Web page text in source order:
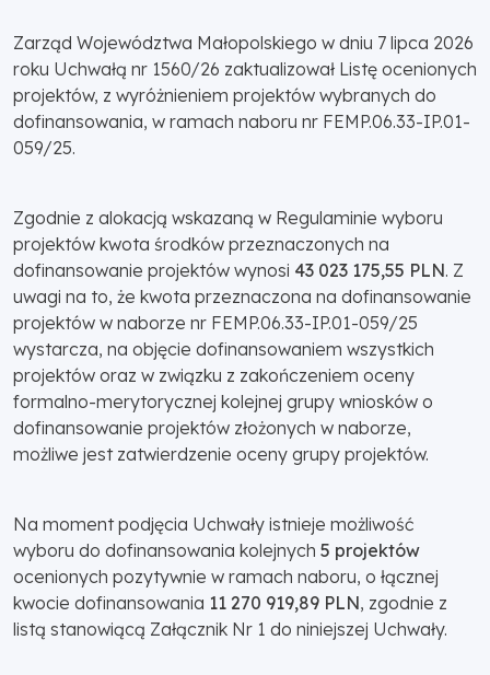
Zarząd Województwa Małopolskiego w dniu 7 lipca 2026
roku Uchwałą nr 1560/26 zaktualizował Listę ocenionych
projektów, z wyróżnieniem projektów wybranych do
dofinansowania, w ramach naboru nr FEMP.06.33-IP.01-
059/25.
Zgodnie z alokacją wskazaną w Regulaminie wyboru
projektów kwota środków przeznaczonych na
dofinansowanie projektów wynosi 43 023 175,55 PLN. Z
uwagi na to, że kwota przeznaczona na dofinansowanie
projektów w naborze nr FEMP.06.33-IP.01-059/25
wystarcza, na objęcie dofinansowaniem wszystkich
projektów oraz w związku z zakończeniem oceny
formalno-merytorycznej kolejnej grupy wniosków o
dofinansowanie projektów złożonych w naborze,
możliwe jest zatwierdzenie oceny grupy projektów.
Na moment podjęcia Uchwały istnieje możliwość
wyboru do dofinansowania kolejnych 5 projektów
ocenionych pozytywnie w ramach naboru, o łącznej
kwocie dofinansowania 11 270 919,89 PLN, zgodnie z
listą stanowiącą Załącznik Nr 1 do niniejszej Uchwały.